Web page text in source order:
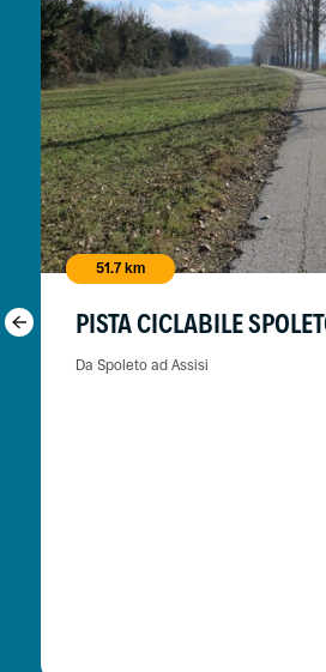
51.7 km
PISTA CICLABILE
Da Spoleto ad Assisi